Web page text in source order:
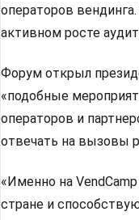
операторов
активном росте
Форум открыл
«подобные
операторов и
отвечать на вызовы
«Именно на
стране и